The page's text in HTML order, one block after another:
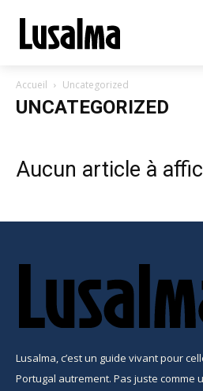
Accueil Uncategorized
UNCATEGORIZED
Aucun article à
Lusalma, c’est un guide vivant pour
Portugal autrement. Pas juste comme